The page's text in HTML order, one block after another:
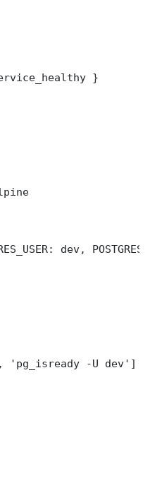
}
dev,
'pg_isready -U dev']